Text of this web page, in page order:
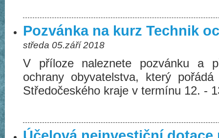
Pozvánka na kurz Technik
středa 05.září 2018
V příloze naleznete pozvánku a
ochrany obyvatelstva, který
Středočeského kraje v termínu 12. -